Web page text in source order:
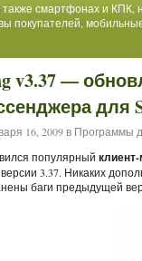
также смартфонах и
покупателей,
v3.37 —
для
16, 2009 в Программы
популярный
3.37. Никаких
баги предыдущей